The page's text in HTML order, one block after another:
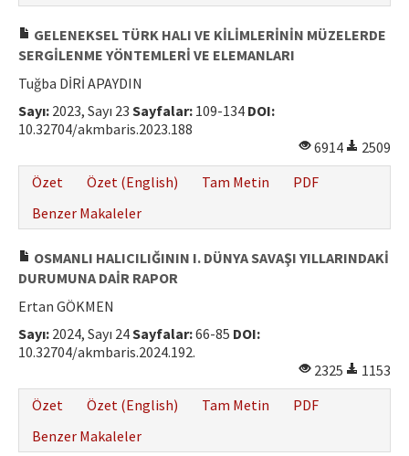
GELENEKSEL TÜRK HALI VE KİLİMLERİNİN MÜZELERDE
SERGİLENME YÖNTEMLERİ VE ELEMANLARI
Tuğba DİRİ APAYDIN
Sayı: 2023, Sayı 23 Sayfalar: 109-134 DOI:
10.32704/akmbaris.2023.188
6914
2509
Özet
Özet (English) Tam Metin
PDF
Benzer Makaleler
OSMANLI HALICILIĞININ I. DÜNYA SAVAŞI YILLARINDAKİ
DURUMUNA DAİR RAPOR
Ertan GÖKMEN
Sayı: 2024, Sayı 24Sayfalar:66-85 DOI:
10.32704/akmbaris.2024.192.
2325
1153
Özet
Özet (English) Tam Metin
PDF
Benzer Makaleler